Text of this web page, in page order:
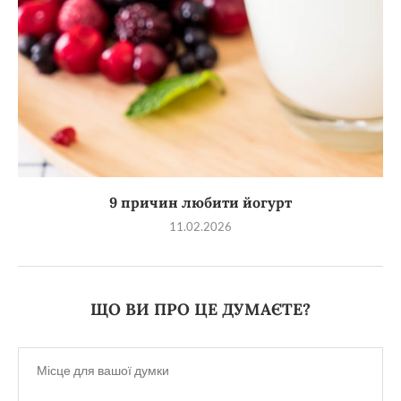
9 причин любити йогурт
11.02.2026
ЩО ВИ ПРО ЦЕ ДУМАЄТЕ?